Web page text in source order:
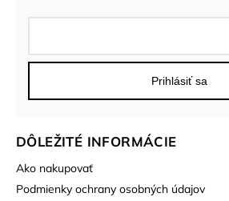
DÔLEŽITÉ INFORMÁCIE
Ako nakupovať
Podmienky ochrany osobných údajov
Prihlásiť sa